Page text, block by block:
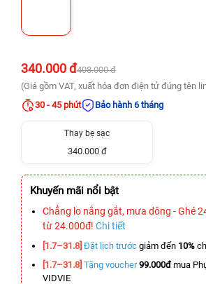
340.000 đ408.000 đ
(Giá gồm VAT, xuất hóa đơn điện tử đúng tên
30 - 45 phút
Bảo hành 6 tháng
Thay bẹ sạc
340.000 đ
Khuyến mãi nổi bật
Chẳng lo nắng gắt, mưa dông - Ghé
từ 24.000đ! Chi tiết
[1.7–31.8] Đặt lịch trước giảm đến 10%
[1.7–31.8] Tặng voucher 99.000đmua
VIDVIE